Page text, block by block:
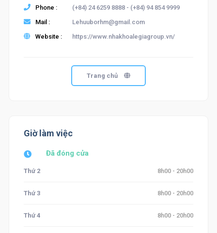
Phone :
(+84) 24 6259 8888 - (+84) 94 854 9999
Mail :
Lehuuborhm@gmail.com
Website :
https://www.nhakhoalegiagroup.vn/
Trang chủ
Giờ làm việc
Đã đóng cửa
Thứ 2 8h00 - 20h00
Thứ 3 8h00 - 20h00
Thứ 4 8h00 - 20h00